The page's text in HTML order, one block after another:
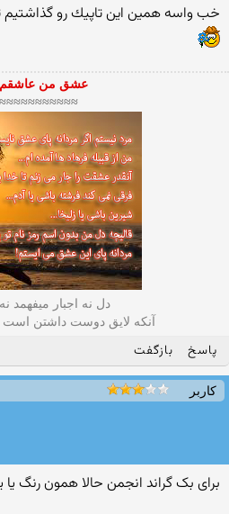
خب واسه همین این تاپیك رو گذاشتیم
عشق من
دل نه اجبار میفهمد
آنکه لایق دوست داشتن
پاسخ بازگفت
کاربر
برای بک گراند انجمن حالا همون رنگ یا